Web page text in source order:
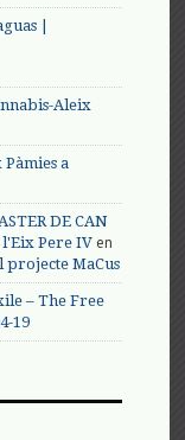
|
Aleix
a
DE CAN
l'Eix Pere IV en
MaCus
– The Free
19